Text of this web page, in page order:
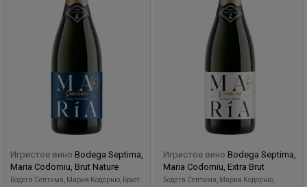
Игристое вино Bodega Septima,
Maria Codorniu, Brut Nature
Бодега Септима, Мария Кодорню, Брют
Игристое вино Bodega Septima,
Maria Codorniu, Extra Brut
Бодега Септима, Мария Кодорню,